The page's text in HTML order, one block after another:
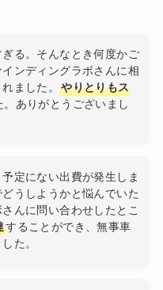
る。そんなとき何度かご
ンディングラボさんに相
ました。やりとりもス
ありがとうございまし
定にない出費が発生しま
うしようかと悩んでいた
んに問い合わせしたとこ
することができ、無事車
た。